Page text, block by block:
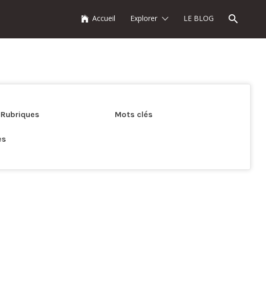
Accueil Explorer LE BLOG
Rubriques Mots clés